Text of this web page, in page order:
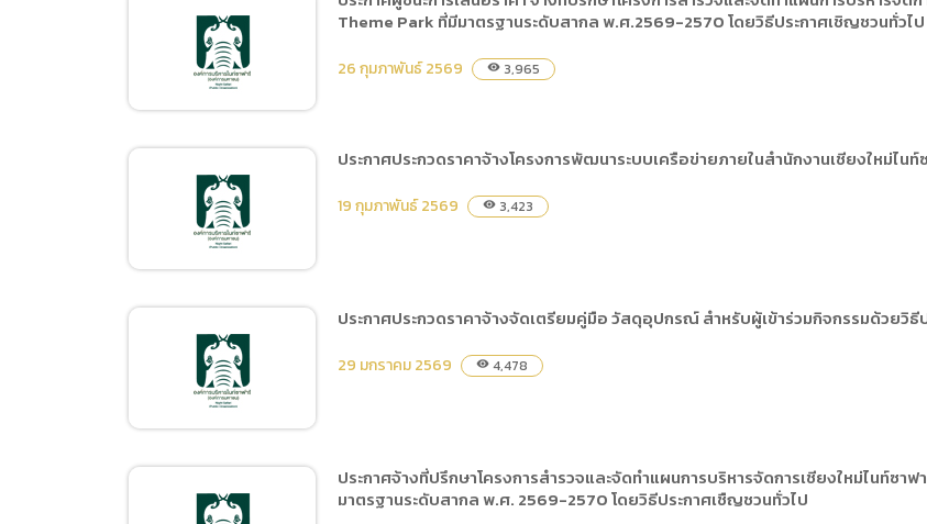
ระเบียบสำนักงาน
คู่มือหรือแนวทางการให้บริการสำ
รายงานผลการบริหารและพัฒนาทรั
การเปิดเผยข้อมูลสาธารณะขององค์กร พ.ศ. 2569
นโยบายขององค์การ
(ร่าง) ประกาศประกวดราคา
จ้างก่อสร้างส่วนแสดงค่าง
ห้าสี ด้วยวิธีประกวดราคา
อิเล็กทรอนิกส์ (e-bidding)
ประกาศผู้ชนะการเสนอราคา
จ้างที่ปรึกษาโครงการสำรวจ
และจัดทำแผนการบริหาร
จัดการเชียงใหม่ไนท์ซาฟารี
เพื่อเป็นแหล่งท่องเที่ยว
Natural Theme Park ที่มี
มาตรฐานระดับสากล
พ.ศ.2569-2570 โดยวิธี
ประกาศเชิญชวนทั่วไป
Theme Park ที่มีมาตรฐานระดับสากล พ.ศ.2569-2570 โดยวิธีประกาศเชิญชวนทั่วไป
26 กุมภาพันธ์ 2569 visibility 3,965
ประกาศประกวดราคาจ้าง
โครงการพัฒนาระบบเครือ
ข่ายภายในสำนักงานเชียง
ใหม่ไนท์ซาฟารี ด้วยวิธี
ประกวดราคาอิเล็กทรอนิกส์
(e-bidding)
ประกาศประกวดราคาจ้างโครงการพัฒนาระบบเครือข่ายภายในสำนักงานเชียงใหม่ไ
19 กุมภาพันธ์ 2569 visibility 3,423
ประกาศประกวดราคาจ้างจัด
ประกาศประกวดราคาจ้างจัดเตรียมคู่มือ วัสดุอุปกรณ์ สำหรับผู้เข้าร่วมกิจกรรมด้วยวิ
29 มกราคม 2569 visibility 4,478
ประกาศจ้างที่ปรึกษาโครงการสำรวจและจัดทำแผนการบริหารจัดการเชียงใหม่ไนท์ซ
มาตรฐานระดับสากล พ.ศ. 2569-2570 โดยวิธีประกาศเชืญชวนทั่วไป